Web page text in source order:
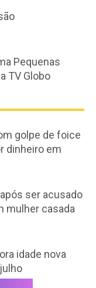
Pequenas
TV Globo
golpe de foice
dinheiro em
ser acusado
mulher casada
idade nova